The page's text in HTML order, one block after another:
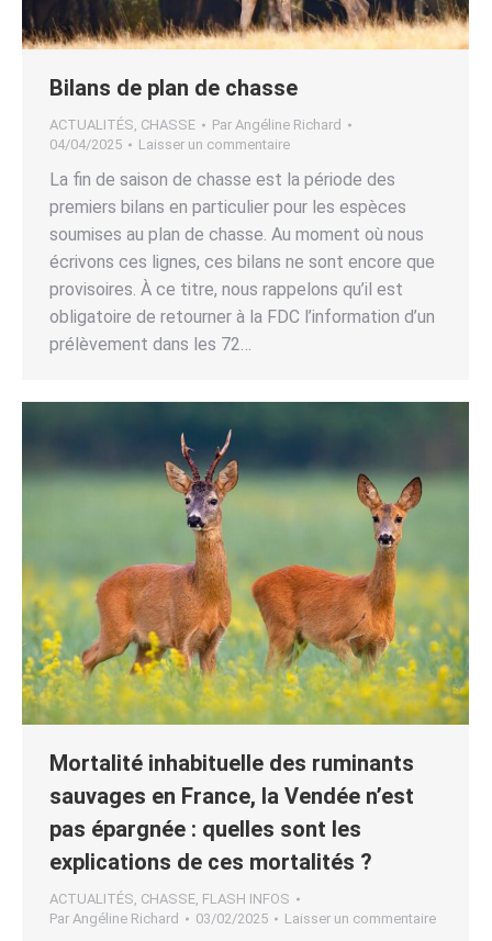
Bilans de plan de chasse
ACTUALITÉS, CHASSE Par Angéline Richard
04/04/2025
Laisser un commentaire
La fin de saison de chasse est la période des
premiers bilans en particulier pour les espèces
soumises au plan de chasse. Au moment où nous
écrivons ces lignes, ces bilans ne sont encore que
provisoires. À ce titre, nous rappelons qu’il est
obligatoire de retourner à la FDC l’information d’un
prélèvement dans les 72…
Mortalité inhabituelle des ruminants
sauvages en France, la Vendée n’est
pas épargnée : quelles sont les
explications de ces mortalités ?
ACTUALITÉS CHASSE FLASH INFOS
Par Angéline Richard 03/02/2025 Laisser un commentaire